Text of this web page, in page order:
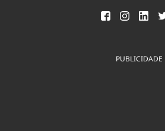
PUBLICIDADE